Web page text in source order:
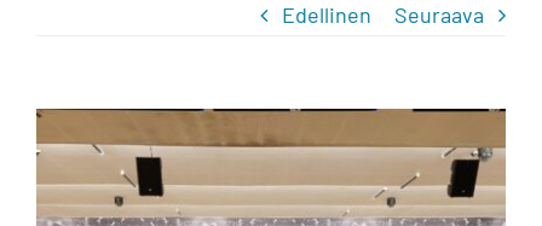
Edellinen Seuraava
Katso
kuvaa
isompana